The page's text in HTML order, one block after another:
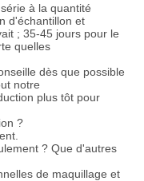
à la quantité
d'échantillon et
; 35-45 jours pour le
quelles
dès que possible
notre
plus tôt pour
?
? Que d'autres
de maquillage et